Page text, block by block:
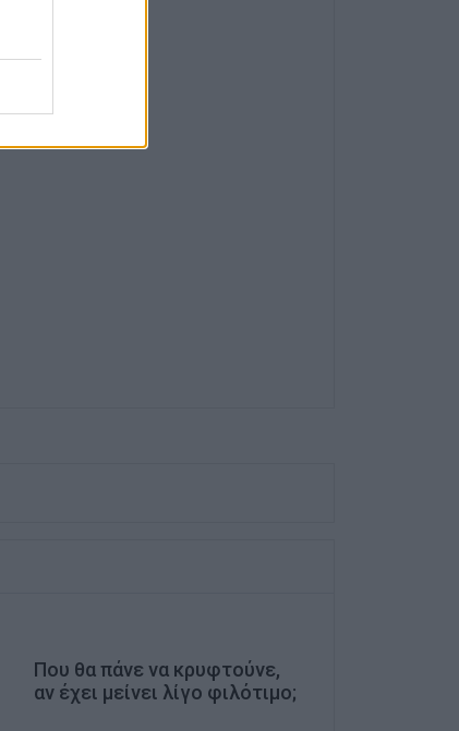
Που θα πάνε να κρυφτούνε,
αν έχει μείνει λίγο φιλότιμο;